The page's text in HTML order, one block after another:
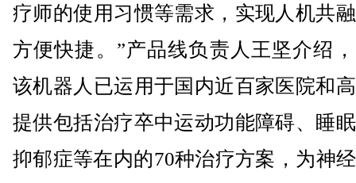
疗师的使用习惯等需求，实现人机共
方便快捷。”产品线负责人王坚介绍
该机器人已运用于国内近百家医院和
提供包括治疗卒中运动功能障碍、睡
抑郁症等在内的70种治疗方案，为神